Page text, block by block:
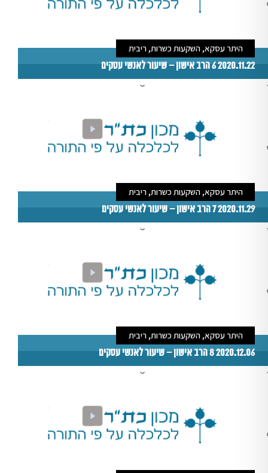
היתר עסקא, השקעות כשרות, ריבית
2020.11.22 6 הרב אישון – שיעור לאנשי עסקים
היתר עסקא, השקעות כשרות, ריבית
2020.11.29 7 הרב אישון – שיעור לאנשי עסקים
היתר עסקא, השקעות כשרות, ריבית
2020.12.06 8 הרב אישון – שיעור לאנשי עסקים